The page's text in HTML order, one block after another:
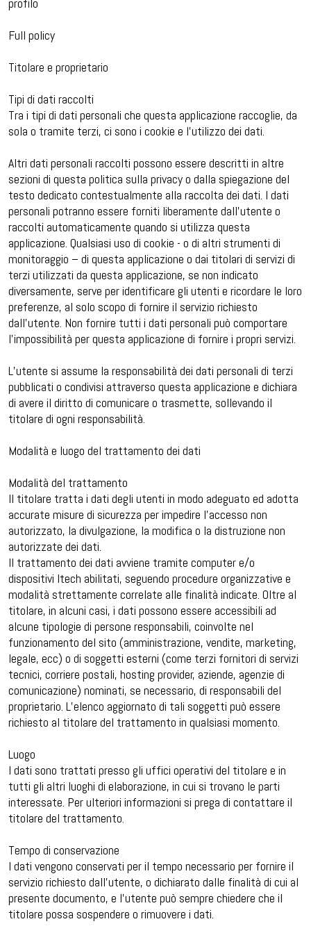
Full policy
Titolare e proprietario
Tipi di dati raccolti
Tra i tipi di dati personali che questa applicazione raccoglie, da
sola o tramite terzi, ci sono i cookie e l’utilizzo dei dati.
Altri dati personali raccolti possono essere descritti in altre
sezioni di questa politica sulla privacy o dalla spiegazione del
testo dedicato contestualmente alla raccolta dei dati. I dati
personali potranno essere forniti liberamente dall’utente o
raccolti automaticamente quando si utilizza questa
applicazione. Qualsiasi uso di cookie - o di altri strumenti di
monitoraggio – di questa applicazione o dai titolari di servizi di
terzi utilizzati da questa applicazione, se non indicato
diversamente, serve per identificare gli utenti e ricordare le loro
preferenze, al solo scopo di fornire il servizio richiesto
dall’utente. Non fornire tutti i dati personali può comportare
l’impossibilità per questa applicazione di fornire i propri servizi.
L’utente si assume la responsabilità dei dati personali di terzi
pubblicati o condivisi attraverso questa applicazione e dichiara
di avere il diritto di comunicare o trasmette, sollevando il
titolare di ogni responsabilità.
Modalità e luogo del trattamento dei dati
Modalità del trattamento
Il titolare tratta i dati degli utenti in modo adeguato ed adotta
accurate misure di sicurezza per impedire l’accesso non
autorizzato, la divulgazione, la modifica o la distruzione non
autorizzate dei dati.
Il trattamento dei dati avviene tramite computer e/o
dispositivi Itech abilitati, seguendo procedure organizzative e
modalità strettamente correlate alle finalità indicate. Oltre al
titolare, in alcuni casi, i dati possono essere accessibili ad
alcune tipologie di persone responsabili, coinvolte nel
funzionamento del sito (amministrazione, vendite, marketing,
legale, ecc) o di soggetti esterni (come terzi fornitori di servizi
tecnici, corriere postali, hosting provider, aziende, agenzie di
comunicazione) nominati, se necessario, di responsabili del
proprietario. L’elenco aggiornato di tali soggetti può essere
richiesto al titolare del trattamento in qualsiasi momento.
Luogo
I dati sono trattati presso gli uffici operativi del titolare e in
tutti gli altri luoghi di elaborazione, in cui si trovano le parti
interessate. Per ulteriori informazioni si prega di contattare il
titolare del trattamento.
Tempo di conservazione
I dati vengono conservati per il tempo necessario per fornire il
servizio richiesto dall’utente, o dichiarato dalle finalità di cui al
presente documento, e l’utente può sempre chiedere che il
titolare possa sospendere o rimuovere i dati.